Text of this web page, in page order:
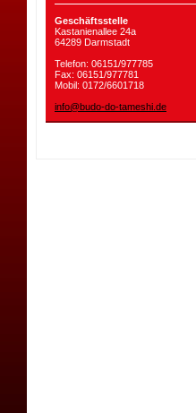
Geschäftsstelle
Kastanienallee 24a
64289 Darmstadt
Telefon: 06151/977785
Fax: 06151/977781
Mobil: 0172/6601718
info@budo-do-tameshi.de